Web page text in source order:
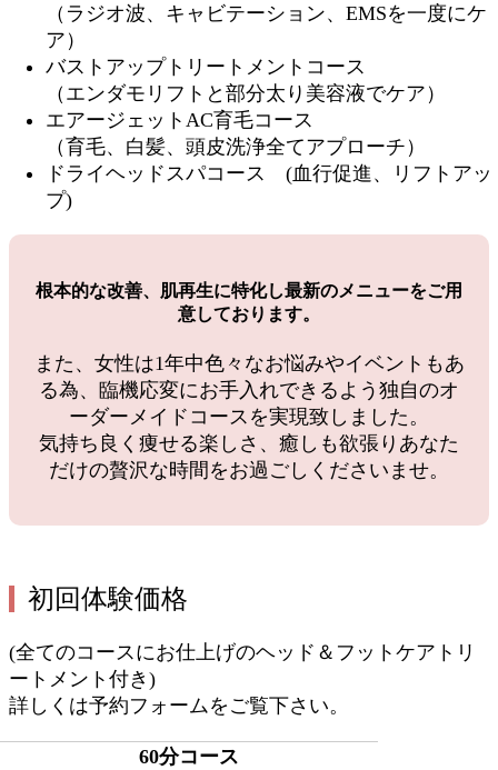
（ラジオ波、キャビテーション、EMSを一度にケ
ア）
バストアップトリートメントコース
（エンダモリフトと部分太り美容液でケア）
エアージェットAC育毛コース
（育毛、白髪、頭皮洗浄全てアプローチ）
ドライヘッドスパコース (血行促進、リフトアッ
プ)
根本的な改善、肌再生に特化し最新のメニューをご用
意しております。
また、女性は1年中色々なお悩みやイベントもあ
る為、臨機応変にお手入れできるよう独自のオ
ーダーメイドコースを実現致しました。
気持ち良く痩せる楽しさ、癒しも欲張りあなた
だけの贅沢な時間をお過ごしくださいませ。
初回体験価格
(全てのコースにお仕上げのヘッド＆フットケアトリ
ートメント付き)
詳しくは予約フォームをご覧下さい。
60分コース